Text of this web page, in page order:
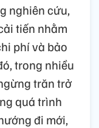
nghiên cứu,
tiến nhằm
phí và bảo
trong nhiều
trăn trở
quá trình
đi mới,